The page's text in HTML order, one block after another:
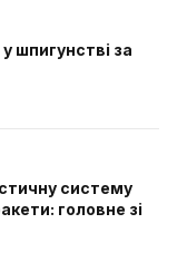
шпигунстві за
систему
головне зі